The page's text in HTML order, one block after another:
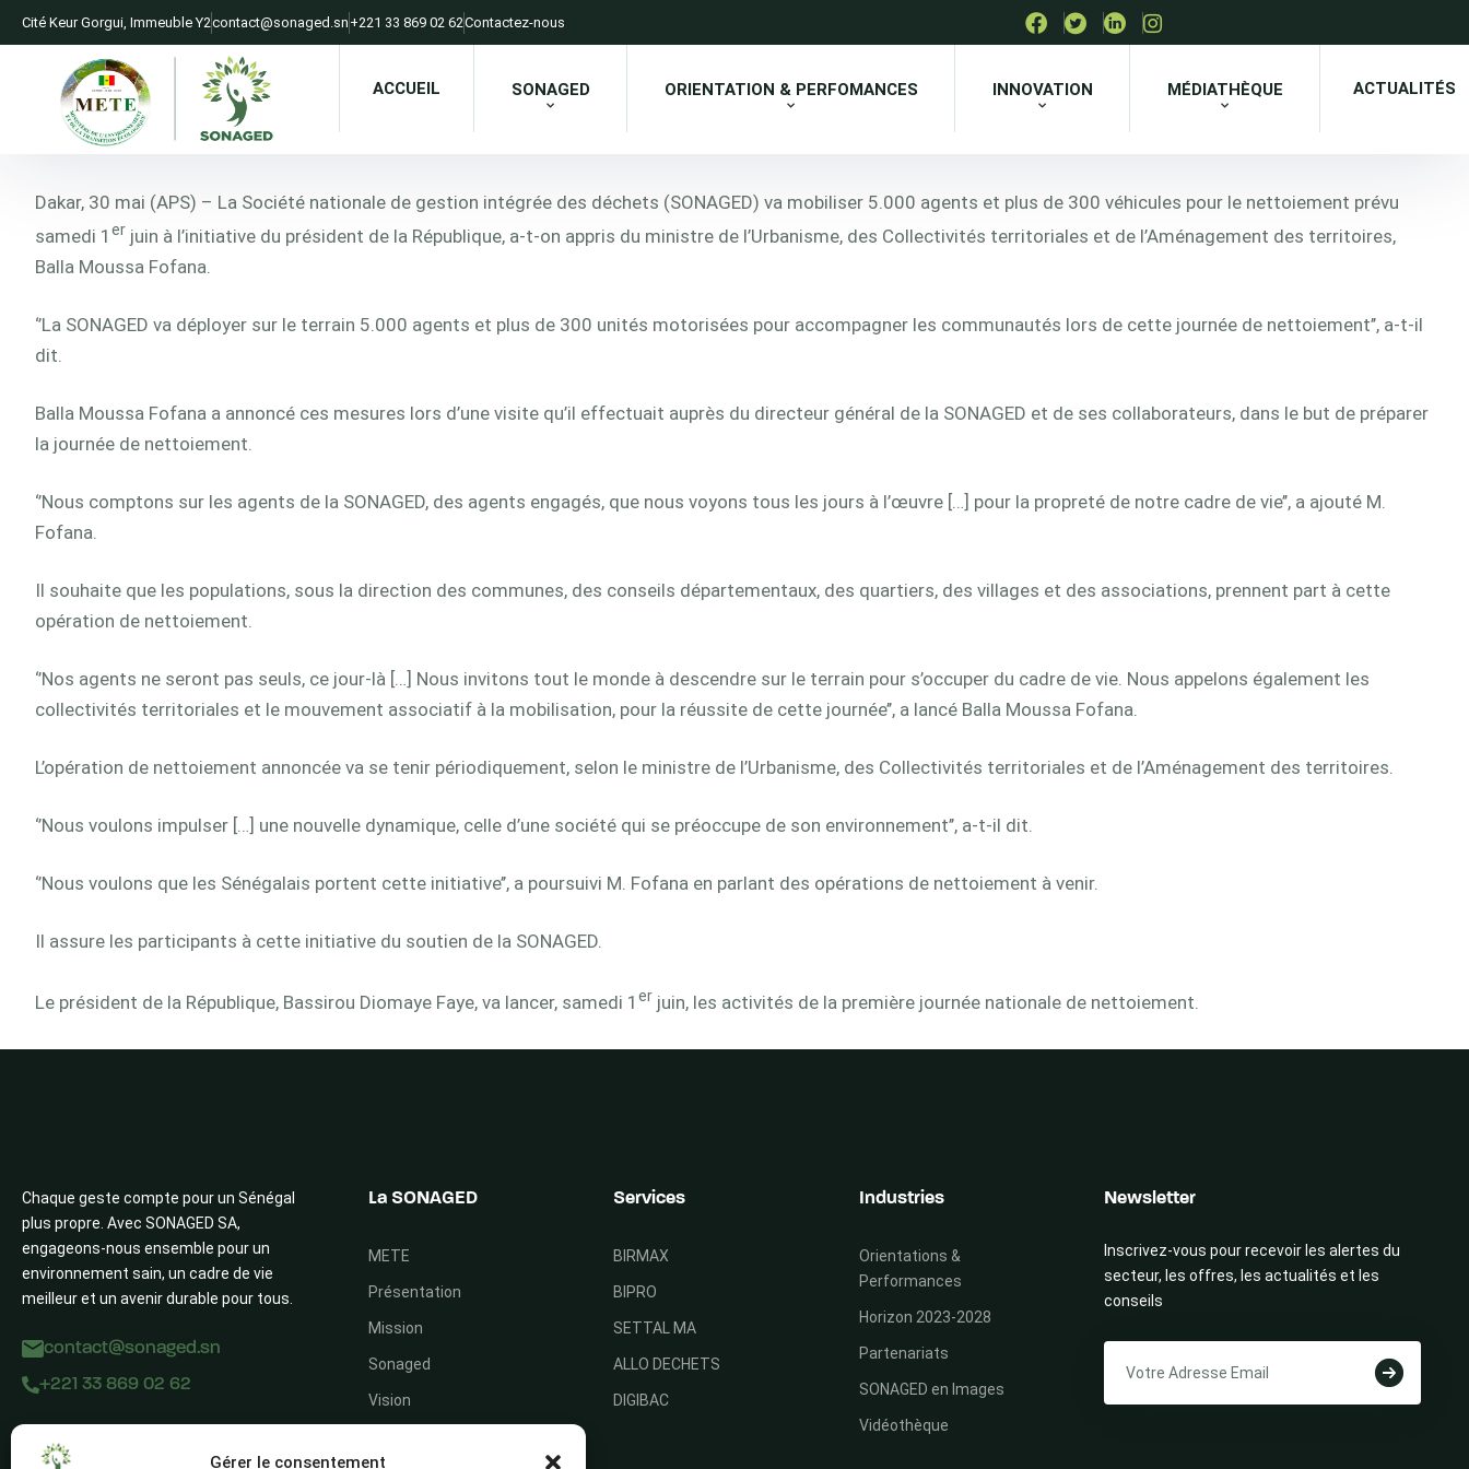
Gérer le consentement
Cité Keur Gorgui, Immeuble Y2​contact@sonaged.sn​ +221 33 869 02 62​Contactez-nous
ACCUEIL SONAGED ORIENTATION & PERFOMANCES INNOVATION MÉDIATHÈQUE ACTUALITÉS
Dakar, 30 mai (APS) – La Société nationale de gestion intégrée des déchets (SONAGED) va mobiliser 5.000 agents et plus de 300 véhicules pour le nettoiement prévu
samedi 1 er juin à l’initiative du président de la République, a-t-on appris du ministre de l’Urbanisme, des Collectivités territoriales et de l’Aménagement des territoires,
Balla Moussa Fofana.
‘’La SONAGED va déployer sur le terrain 5.000 agents et plus de 300 unités motorisées pour accompagner les communautés lors de cette journée de nettoiement’’, a-t-il
dit.
Balla Moussa Fofana a annoncé ces mesures lors d’une visite qu’il effectuait auprès du directeur général de la SONAGED et de ses collaborateurs, dans le but de préparer
la journée de nettoiement.
‘’Nous comptons sur les agents de la SONAGED, des agents engagés, que nous voyons tous les jours à l’œuvre […] pour la propreté de notre cadre de vie’’, a ajouté M.
Fofana.
Il souhaite que les populations, sous la direction des communes, des conseils départementaux, des quartiers, des villages et des associations, prennent part à cette
opération de nettoiement.
‘’Nos agents ne seront pas seuls, ce jour-là […] Nous invitons tout le monde à descendre sur le terrain pour s’occuper du cadre de vie. Nous appelons également les
collectivités territoriales et le mouvement associatif à la mobilisation, pour la réussite de cette journée’’, a lancé Balla Moussa Fofana.
L’opération de nettoiement annoncée va se tenir périodiquement, selon le ministre de l’Urbanisme, des Collectivités territoriales et de l’Aménagement des territoires.
‘’Nous voulons impulser […] une nouvelle dynamique, celle d’une société qui se préoccupe de son environnement’’, a-t-il dit.
‘’Nous voulons que les Sénégalais portent cette initiative’’, a poursuivi M. Fofana en parlant des opérations de nettoiement à venir.
Il assure les participants à cette initiative du soutien de la SONAGED.
Le président de la République, Bassirou Diomaye Faye, va lancer, samedi 1 er juin, les activités de la première journée nationale de nettoiement.
Chaque geste compte pour un Sénégal
plus propre. Avec SONAGED SA,
engageons-nous ensemble pour un
environnement sain, un cadre de vie
meilleur et un avenir durable pour tous.
contact@sonaged.sn
+221 33 869 02 62
La SONAGED
METE
Présentation
Mission
Sonaged
Vision
Services
BIRMAX
BIPRO
SETTAL MA
ALLO DECHETS
DIGIBAC
Industries
Orientations &
Performances
Horizon 2023-2028
Partenariats
SONAGED en Images
Vidéothèque
Newsletter
Inscrivez-vous pour recevoir les alertes du
secteur, les offres, les actualités et les
conseils